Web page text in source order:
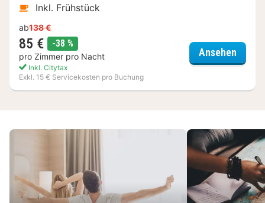
Inkl. Frühstück
ab138 €
85 € -38 %
pro Zimmer pro Nacht
Inkl. Citytax
Exkl. 15 € Servicekosten pro Buchung
Ansehen